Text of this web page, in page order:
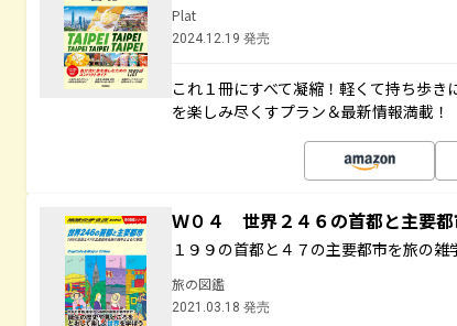
Plat
2024.12.19 発売
これ１冊にすべて凝縮！軽くて持ち歩
を楽しみ尽くすプラン＆最新情報満載！
Ｗ０４ 世界２４６の首都と主要
１９９の首都と４７の主要都市を旅の雑
旅の図鑑
2021.03.18 発売